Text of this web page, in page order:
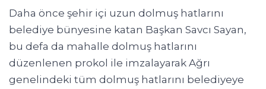
Daha önce şehir içi uzun dolmuş hatlarını
belediye bünyesine katan Başkan Savcı Sayan,
bu defa da mahalle dolmuş hatlarını
düzenlenen prokol ile imzalayarak Ağrı
genelindeki tüm dolmuş hatlarını belediyeye